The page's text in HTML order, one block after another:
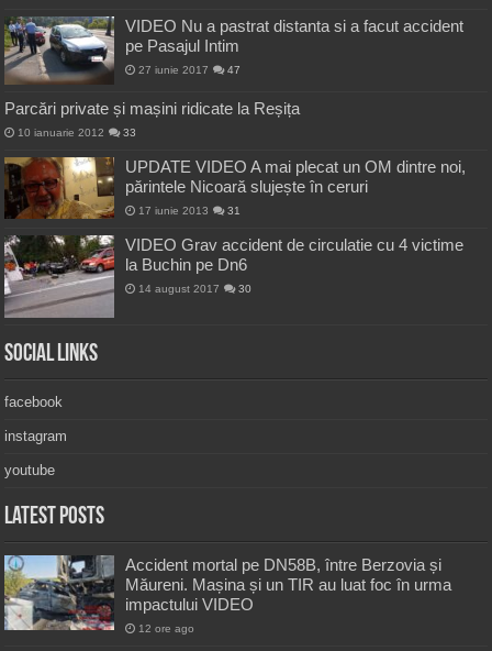
VIDEO Nu a pastrat distanta si a facut accident
pe Pasajul Intim
27 iunie 2017 47
Parcări private și mașini ridicate la Reșița
10 ianuarie 2012 33
UPDATE VIDEO A mai plecat un OM dintre noi,
părintele Nicoară slujește în ceruri
17 iunie 2013 31
VIDEO Grav accident de circulatie cu 4 victime
la Buchin pe Dn6
14 august 2017 30
Social Links
facebook
instagram
youtube
Latest Posts
Accident mortal pe DN58B, între Berzovia și
Măureni. Mașina și un TIR au luat foc în urma
impactului VIDEO
12 ore ago